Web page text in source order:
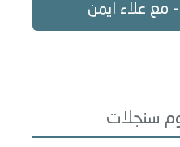
- مع علاء ايمن
سنجلات